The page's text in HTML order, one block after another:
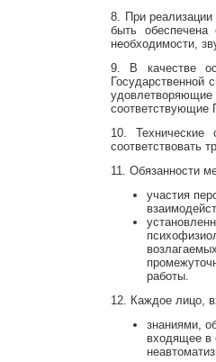
8. При
быть
необходимости,
9. В качестве
Государственной
соответствующие
10.
соответствовать
11. Обязанности
участия
работы.
12. Каждое лицо,
знаниями,
входящее в